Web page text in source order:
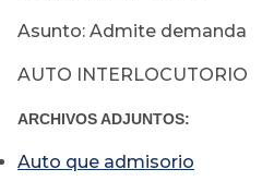
Asunto: Admite demanda
AUTO INTERLOCUTORIO
ARCHIVOS ADJUNTOS:
Auto que admisorio